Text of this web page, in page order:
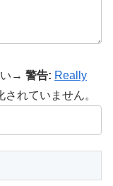
い→ 警告: Really
れていません。